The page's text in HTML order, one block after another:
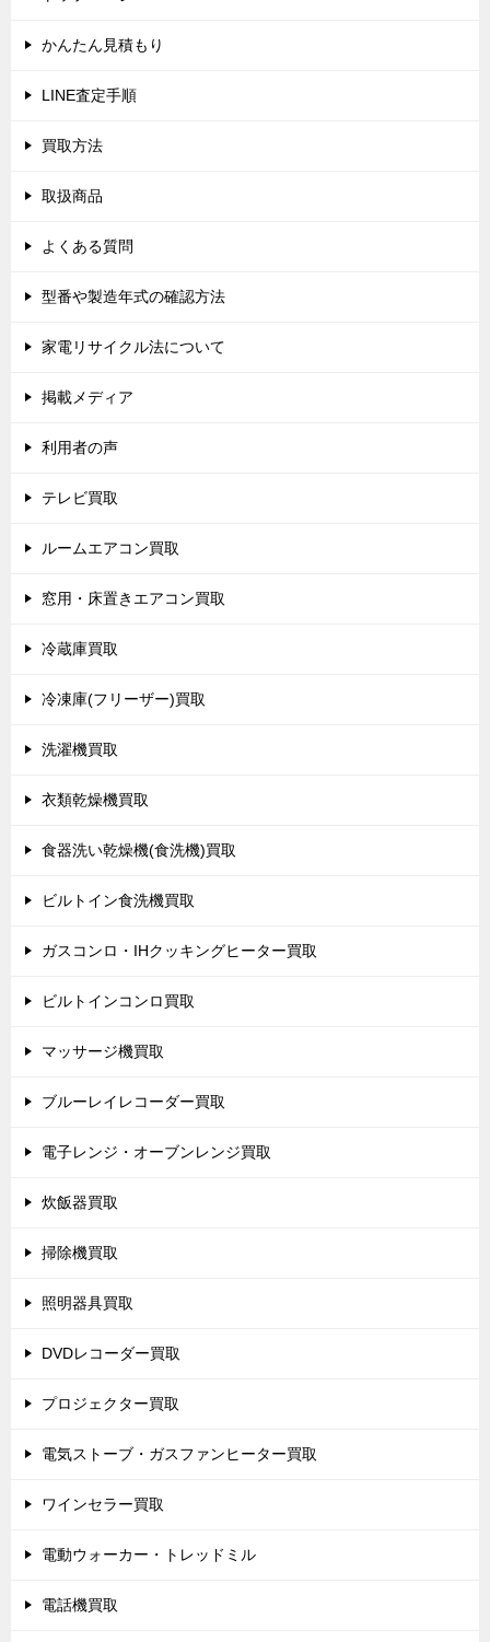
シ かんたん見積もり
LINE査定手順
買取方法
取扱商品
よくある質問
型番や製造年式の確認方法
家電リサイクル法について
掲載メディア
利用者の声
テレビ買取
ルームエアコン買取
窓用・床置きエアコン買取
冷蔵庫買取
冷凍庫(フリーザー)買取
洗濯機買取
衣類乾燥機買取
食器洗い乾燥機(食洗機)買取
ビルトイン食洗機買取
ガスコンロ・IHクッキングヒーター買取
ビルトインコンロ買取
マッサージ機買取
ブルーレイレコーダー買取
電子レンジ・オーブンレンジ買取
炊飯器買取
掃除機買取
照明器具買取
DVDレコーダー買取
プロジェクター買取
電気ストーブ・ガスファンヒーター買取
ワインセラー買取
電動ウォーカー・トレッドミル
電話機買取